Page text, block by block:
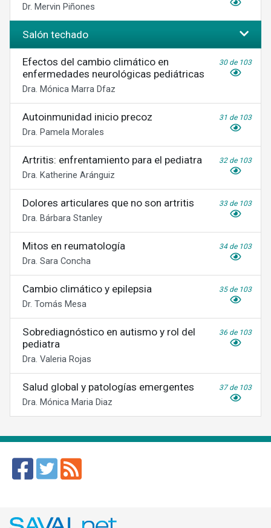
Dr. Mervin Piñones
Salón techado
Efectos del cambio climático en
enfermedades neurológicas pediátricas
30 de 103
Dra. Mónica Marra Dfaz
Autoinmunidad inicio precoz 31 de 103
Dra. Pamela Morales
Artritis: enfrentamiento para el pediatra 32 de 103
Dra. Katherine Aránguiz
Dolores articulares que no son artritis 33 de 103
Dra. Bárbara Stanley
Mitos en reumatología 34 de 103
Dra. Sara Concha
Cambio climático y epilepsia 35 de 103
Dr. Tomás Mesa
Sobrediagnóstico en autismo y rol del
pediatra
36 de 103
Dra. Valeria Rojas
Salud global y patologías emergentes 37 de 103
Dra. Mónica Maria Diaz